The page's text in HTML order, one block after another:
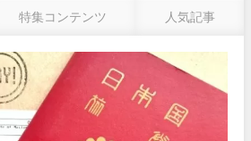
特集コンテンツ 人気記事